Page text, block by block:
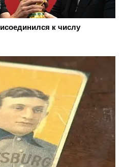
к числу